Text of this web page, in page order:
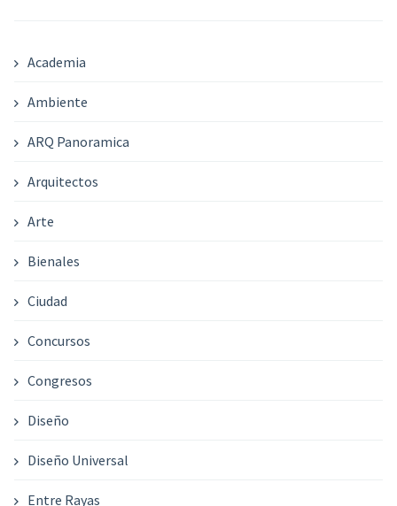
Academia
Ambiente
ARQ Panoramica
Arquitectos
Arte
Bienales
Ciudad
Concursos
Congresos
Diseño
Diseño Universal
Entre Rayas